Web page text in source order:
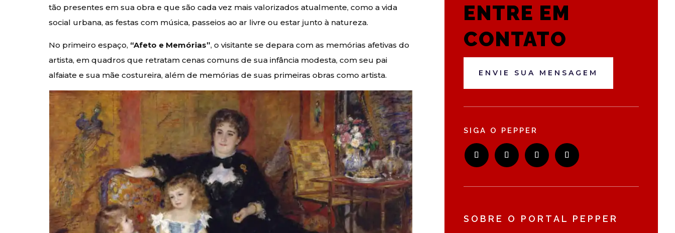
tão presentes em sua obra e que são cada vez mais valorizados atualmente, como a vida
social urbana, as festas com música, passeios ao ar livre ou estar junto à natureza.
No primeiro espaço, “Afeto e Memórias”, o visitante se depara com as memórias afetivas do
artista, em quadros que retratam cenas comuns de sua infância modesta, com seu pai
alfaiate e sua mãe costureira, além de memórias de suas primeiras obras como artista.
ENTRE EM
CONTATO
ENVIE SUA MENSAGEM
SIGA O PEPPER
SOBRE O PORTAL PEPPER